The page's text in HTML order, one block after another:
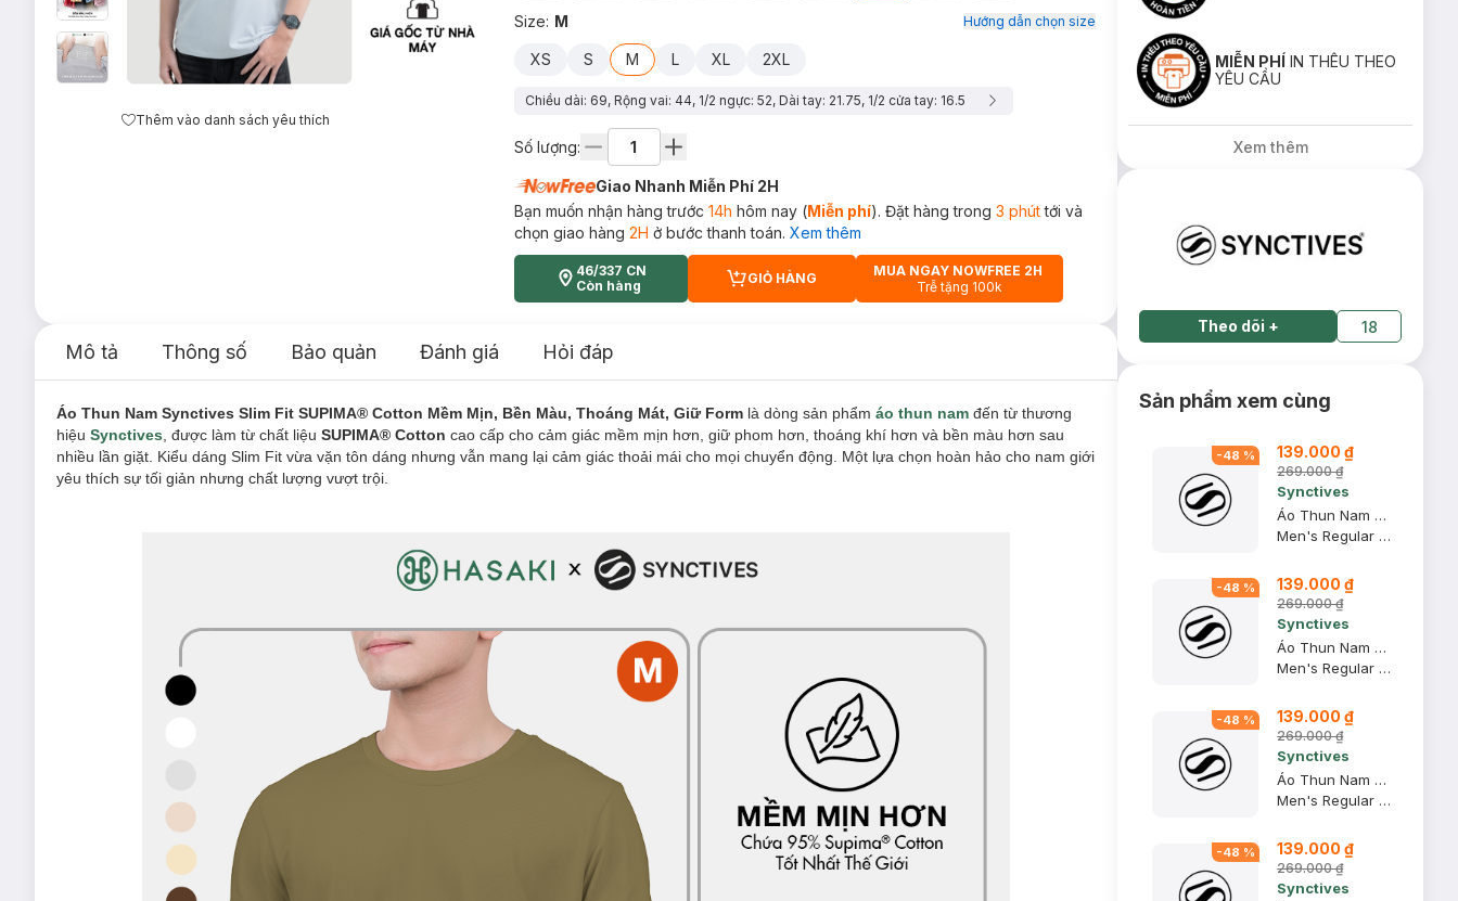
Thêm vào danh sách yêu thích
Size: M Hướng dẫn chọn size
XS S M L XL 2XL
Chiều dài: 69, Rộng vai: 44, 1/2 ngực: 52, Dài tay: 21.75, 1/2 cửa tay: 16.5
Số lượng:
Giao Nhanh Miễn Phí 2H
Bạn muốn nhận hàng trước 14h hôm nay (Miễn phí). Đặt hàng trong 3 phúttới và
chọn giao hàng 2H ở bước thanh toán. Xem thêm
46/337 CN
Còn hàng
CART PLUS ICON
GIỎ HÀNG
MUA NGAY NOWFREE 2H
Trễ tặng 100k
Mô tả Thông số Bảo quản Đánh giá Hỏi đáp
Áo Thun Nam Synctives Slim Fit SUPIMA® Cotton Mềm Mịn, Bền Màu, Thoáng Mát, Giữ Form là dòng sản phẩm áo thun nam đến từ thương
hiệu Synctives , được làm từ chất liệu SUPIMA® Cotton cao cấp cho cảm giác mềm mịn hơn, giữ phom hơn, thoáng khí hơn và bền màu hơn sau
nhiều lần giặt. Kiểu dáng Slim Fit vừa vặn tôn dáng nhưng vẫn mang lại cảm giác thoải mái cho mọi chuyển động. Một lựa chọn hoàn hảo cho nam giới
yêu thích sự tối giản nhưng chất lượng vượt trội.
MIỄN PHÍ IN THÊU THEO
YÊU CẦU
Xem thêm
Theo dõi + 18
Sản phẩm xem cùng
-48 % 139.000 ₫
269.000 ₫
Synctives
Áo Thun Nam Regular Fit, Xanh Navy, 2XL - CMTS0028
Men's Regular Fit T-shirt
-48 % 139.000 ₫
269.000 ₫
Synctives
Áo Thun Nam Regular Fit, Xanh Navy, S - CMTS0028
Men's Regular Fit T-shirt
-48 % 139.000 ₫
269.000 ₫
Synctives
Áo Thun Nam Regular Fit, Xanh Khói, XL - CMTS0028
Men's Regular Fit T-shirt
-48 % 139.000 ₫
269.000 ₫
Synctives